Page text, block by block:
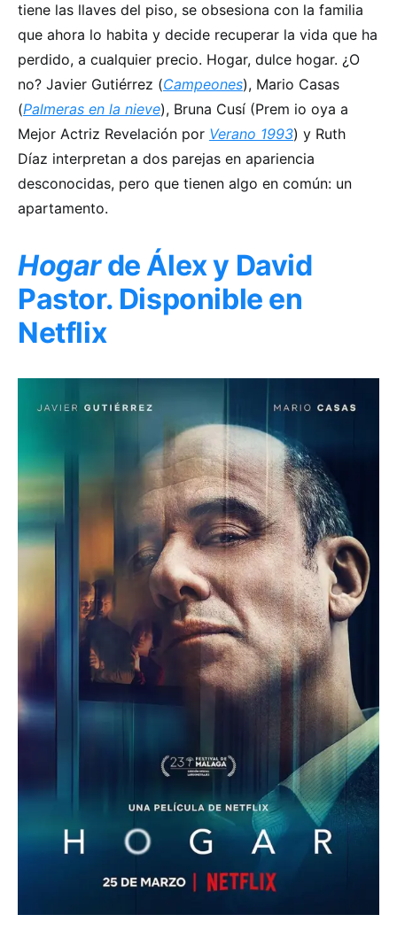
tiene las llaves del piso, se obsesiona con la familia
que ahora lo habita y decide recuperar la vida que ha
perdido, a cualquier precio. Hogar, dulce hogar. ¿O
no? Javier Gutiérrez (Campeones), Mario Casas
(Palmeras en la nieve), Bruna Cusí (Prem io oya a
Mejor Actriz Revelación por Verano 1993) y Ruth
Díaz interpretan a dos parejas en apariencia
desconocidas, pero que tienen algo en común: un
apartamento.
Hogarde Álex y David
Pastor. Disponible en
Netflix